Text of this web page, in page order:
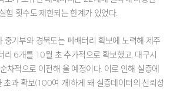
험 횟수도 제한되는 한계가 있었다.
중기부와 경북도는 폐배터리 확보에 노력해 제주
리 6개를 10월 초 추가적으로 확보했고, 대구시
차적으로 이전해 올 예정이다. 이로 인해 실증에
초과 확보(100여 개)하게 돼 실증데이터의 신뢰성